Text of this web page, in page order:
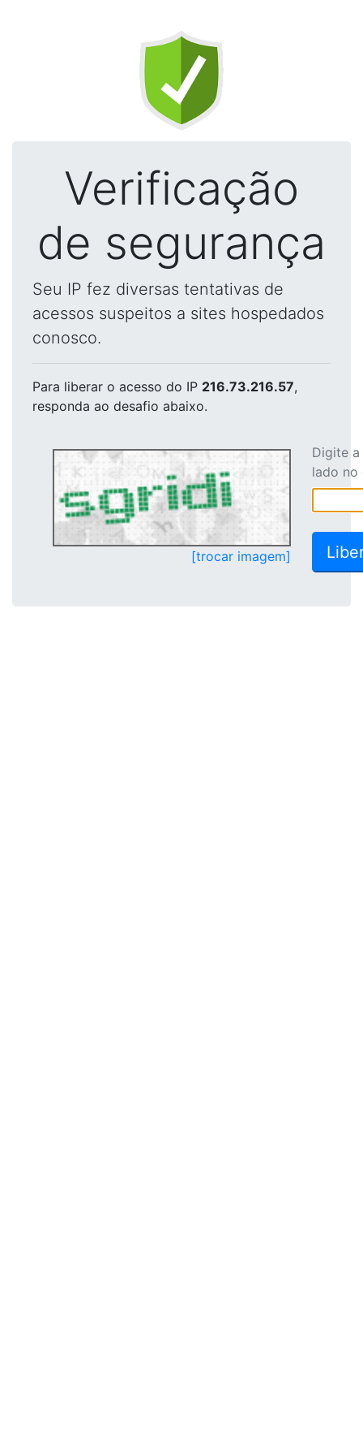
Verificação
de segurança
Seu IP fez diversas tentativas de
acessos suspeitos a sites hospedados
conosco.
Para liberar o acesso do IP 216.73.216.57,
responda ao desafio abaixo.
[trocar imagem]
Digite
lado no